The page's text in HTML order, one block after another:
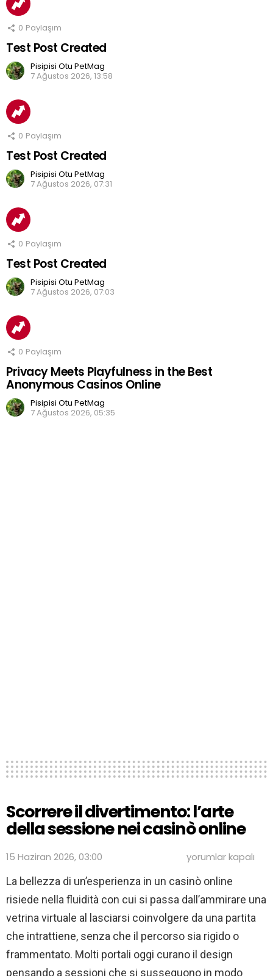
0 Paylaşım
Test Post Created
Pisipisi Otu PetMag
7 Ağustos 2026, 13:58
0 Paylaşım
Test Post Created
Pisipisi Otu PetMag
7 Ağustos 2026, 07:31
0 Paylaşım
Test Post Created
Pisipisi Otu PetMag
7 Ağustos 2026, 07:03
0 Paylaşım
Privacy Meets Playfulness in the Best
Anonymous Casinos Online
Pisipisi Otu PetMag
7 Ağustos 2026, 05:35
Scorrere il divertimento: l’arte
della sessione nei casinò online
15 Haziran 2026, 03:00
Scorrere
divertimento:
l’arte
della
sessione
nei
casinò
online
için
yorumlar kapalı
La bellezza di un’esperienza in un casinò online
risiede nella fluidità con cui si passa dall’ammirare una
vetrina virtuale al lasciarsi coinvolgere da una partita
che intrattiene, senza che il percorso sia rigido o
frammentato. Molti portali oggi curano il design
pensando a sessioni che si susseguono in modo